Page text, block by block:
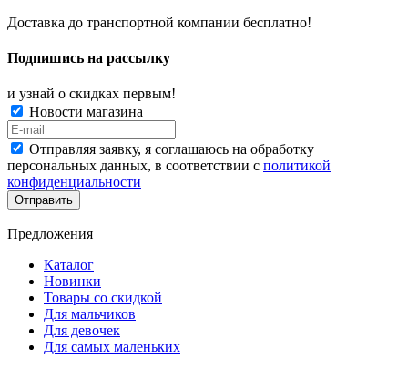
Доставка до транспортной компании бесплатно!
Подпишись на рассылку
и узнай о скидках первым!
Новости магазина
Отправляя заявку, я соглашаюсь на обработку
персональных данных, в соответствии с политикой
конфиденциальности
Отправить
Предложения
Каталог
Новинки
Товары со скидкой
Для мальчиков
Для девочек
Для самых маленьких